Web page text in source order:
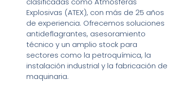
Explosivas (ATEX), con más de 25 años
de experiencia. Ofrecemos soluciones
antideflagrantes, asesoramiento
técnico y un amplio stock para
sectores como la petroquímica, la
instalación industrial y la fabricación de
maquinaria.